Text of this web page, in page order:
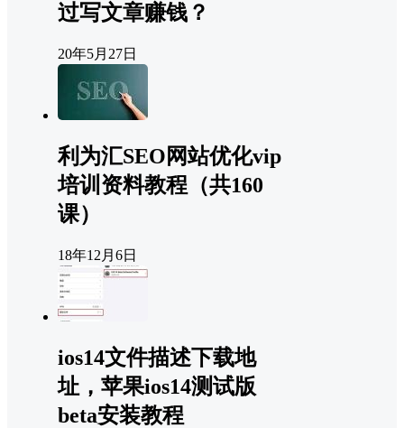
过写文章赚钱？
20年5月27日
利为汇SEO网站优化vip
培训资料教程（共160
课）
18年12月6日
ios14文件描述下载地
址，苹果ios14测试版
beta安装教程